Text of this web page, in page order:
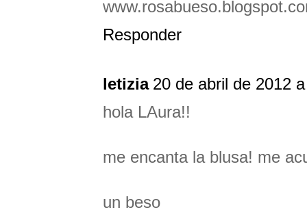
Responder
letizia 20 de abril de 2012
hola LAura!!
me encanta la blusa! me
un beso